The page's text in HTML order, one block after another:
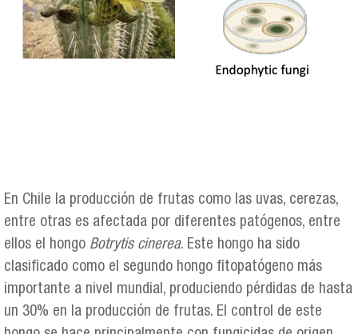
En Chile la producción de frutas como las uvas, cerezas,
entre otras es afectada por diferentes patógenos, entre
ellos el hongo Botrytis cinerea. Este hongo ha sido
clasificado como el segundo hongo fitopatógeno más
importante a nivel mundial, produciendo pérdidas de hasta
un 30% en la producción de frutas. El control de este